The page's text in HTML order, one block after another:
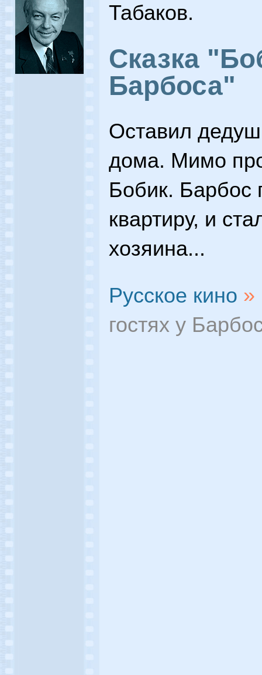
Табаков.
Сказка
Барбоса"
Оставил
дома. Мимо
Бобик. Барбос
квартиру, и
хозяина...
Русское кино »
гостях у